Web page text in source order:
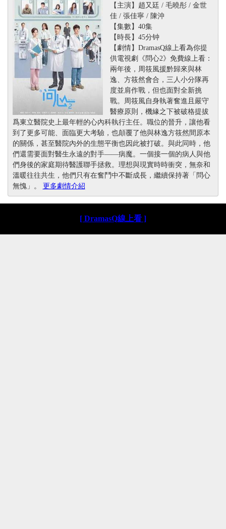
【主演】趙又廷 / 毛曉彤 / 金世
佳 / 張佳寧 / 陳沖
【集數】40集
【時長】45分钟
【劇情】DramasQ線上看為你提
供電視劇《問心2》免費線上看：
兩年後，周筱風援黔歸來與林
逸、方筱然會合，三人小分隊再
度並肩作戰，但也面對全新挑
戰。周筱風自身執著奮進且嚴守
醫療原則，機緣之下被破格提拔
爲東立醫院史上最年輕的心內科執行主任。職位的晉升，讓他看
到了更多可能、面臨更大考驗，也顛覆了他與林逸方筱然間原本
的關係，甚至醫院內外的生態平衡也因此被打破。與此同時，他
們還需要面對醫生永遠的對手——病魔。一個接一個的病人與他
們身後的家庭期待醫護聯手拯救。理想與現實時時衝突，無奈和
溫暖往往共生，他們只有在奮鬥中不斷成長，繼續保持著「問心
無愧」。 更多劇情介紹
[ DramasQ線上看 ]